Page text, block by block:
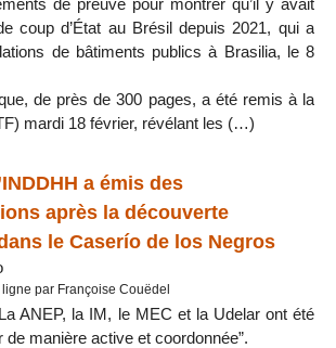
coup d’État au Brésil depuis 2021, qui a
de bâtiments publics à Brasilia, le 8
de près de 300 pages, a été remis à la
mardi 18 février, révélant les (…)
a émis des
après la découverte
le Caserío de los Negros
par Françoise Couëdel
ANEP, la IM, le MEC et la Udelar ont été
de manière active et coordonnée”.